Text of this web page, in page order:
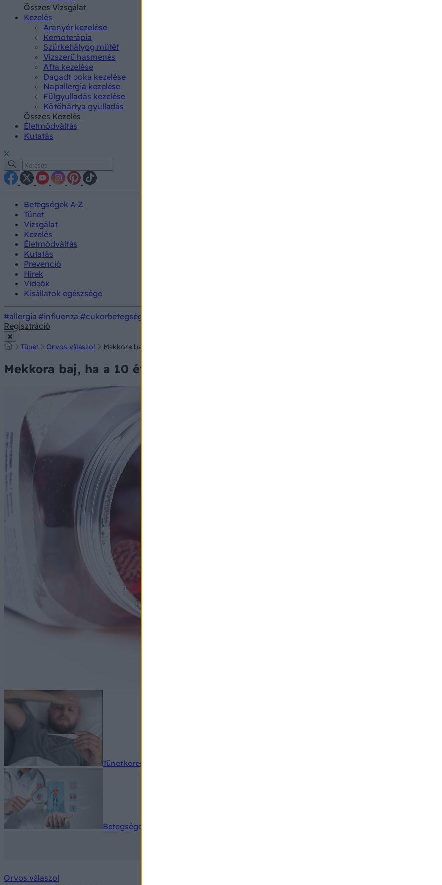
Összes Vizsgálat
Kezelés
Aranyér kezelése
Kemoterápia
Szürkehályog műtét
Vízszerű hasmenés
Afta kezelése
Dagadt boka kezelése
Napallergia kezelése
Fülgyulladás kezelése
Kötőhártya gyulladás
Összes Kezelés
Életmódváltás
Kutatás
Betegségek A-Z
Tünet
Vizsgálat
Kezelés
Életmódváltás
Kutatás
Prevenció
Hírek
Videók
Kisállatok egészsége
#allergia #influenza #cukorbetegség
Regisztráció
Tünet Orvos válaszol Mekkora baj, ha a 10 éves fiam megevett 40-45 db gumivitamint? Vakcinainfó - Az orvos válaszol
Mekkora baj, ha a 10 éves fiam megevett 40-45 db gumivitamint?
Tünetkereső
Betegségek A-Z
Orvos válaszol